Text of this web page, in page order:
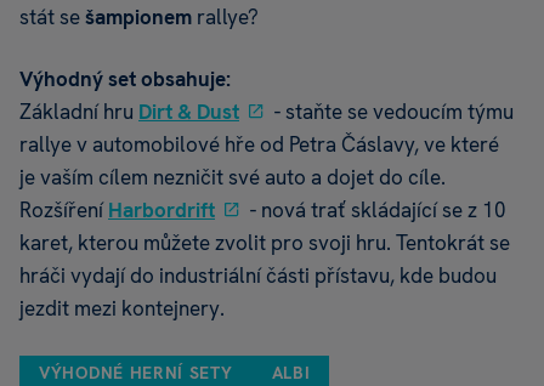
stát sešampionem rallye?
Výhodný set obsahuje:
Základní hru Dirt & Dust
- staňte se vedoucím týmu
rallye v automobilové hře od Petra Čáslavy, ve které
je vaším cílem nezničit své auto a dojet do cíle.
RozšířeníHarbordrift
- nová trať skládající se z 10
karet, kterou můžete zvolit pro svoji hru. Tentokrát se
hráči vydají do industriální části přístavu, kde budou
jezdit mezi kontejnery.
VÝHODNÉ HERNÍ SETY ALBI